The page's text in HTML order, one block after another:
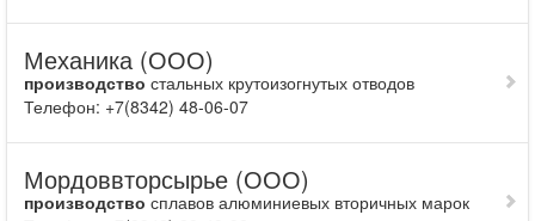
Механика (ООО)
производство сталь­ных крутоизогнутых отводов
Телефон: +7(8342) 48-06-07
Мордоввторсырье (ООО)
производство сплавов алюминиевых вторичных марок